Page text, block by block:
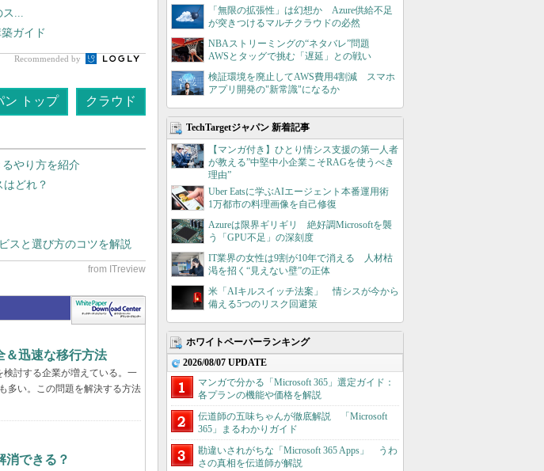
ス...
ガイド
Recommended by
ン トップ クラウド
やり方を紹介
どれ？
スと選び方のコツを解説
＆迅速な移行方法
討する企業が増えている。一
多い。この問題を解決する方法
消できる？
「無限の拡張性」は幻想か Azure供給不足
が突きつけるマルチクラウドの必然
NBAストリーミングの“ネタバレ”問題
AWSとタッグで挑む「遅延」との戦い
検証環境を廃止してAWS費用4割減 スマホ
アプリ開発の"新常識"になるか
TechTargetジャパン 新着記事
【マンガ付き】ひとり情シス支援の第一人者
が教える”中堅中小企業こそRAGを使うべき
理由”
Uber Eatsに学ぶAIエージェント本番運用術
1万都市の料理画像を自己修復
Azureは限界ギリギリ 絶好調Microsoftを襲
う「GPU不足」の深刻度
IT業界の女性は9割が10年で消える 人材枯
渇を招く“見えない壁”の正体
米「AIキルスイッチ法案」 情シスが今から
備える5つのリスク回避策
ホワイトペーパーランキング
2026/08/07 UPDATE
マンガで分かる「Microsoft 365」選定ガイド：
各プランの機能や価格を解説
伝道師の五味ちゃんが徹底解説 「Microsoft
365」まるわかりガイド
勘違いされがちな「Microsoft 365 Apps」 うわ
さの真相を伝道師が解説